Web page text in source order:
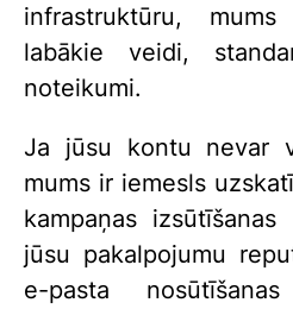
infrastruktūru,
labākie veidi,
noteikumi.
Ja jūsu kontu nevar
mums ir iemesls
kampaņas
jūsu pakalpojumu
e-pasta